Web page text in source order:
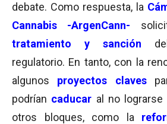
debate. Como respuesta, la
Cannabis -ArgenCann-
tratamiento y sanción
regulatorio. En tanto, con la
algunos proyectos claves
podrían caducar al no lograrse
otros bloques, como la